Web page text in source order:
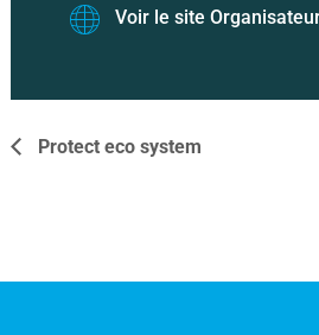
Voir le site
Protect eco system